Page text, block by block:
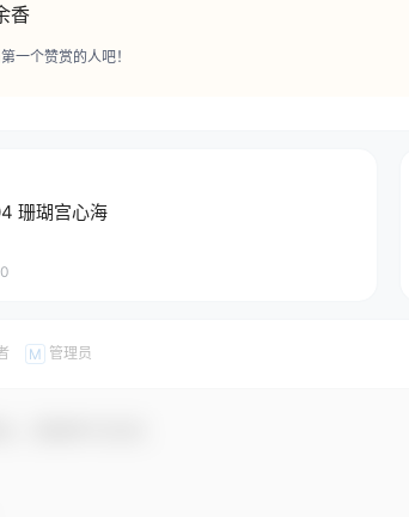
香
一个赞赏的人吧！
珊瑚宫心海
M 管理员